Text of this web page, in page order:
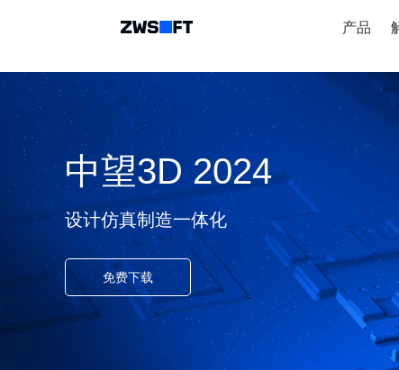
产品
中望3D 2024
设计仿真制造一体化
免费下载